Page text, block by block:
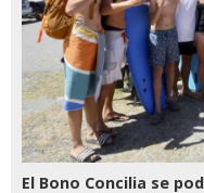
El Bono Concilia se